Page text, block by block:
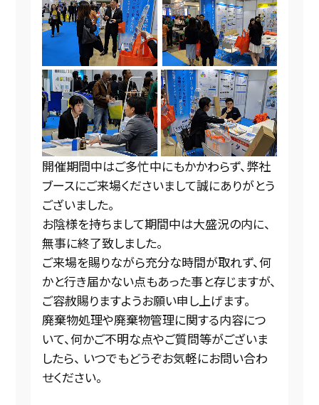
開催期間中はご多忙中にもかかわらず、弊社
ブースにご来場くださいまして誠にありがとう
ございました。
お陰様を持ちまして期間中は大盛況の内に、
無事に終了致しました。
ご来場を賜りながら充分な時間が取れず、何
かと行き届かない点もあった事と存じますが、
ご容赦賜りますようお願い申し上げます。
廃棄物処理や廃棄物管理に関する内容につ
いて、何かご不明な点やご質問等がございま
したら、 いつでもどうぞお気軽にお問い合わ
せください。